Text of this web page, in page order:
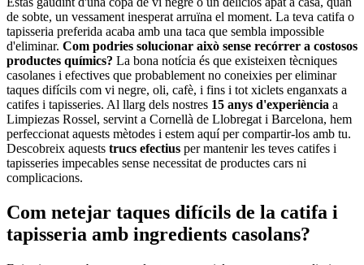
de sobte, un vessament inesperat arruïna el moment. La teva catifa o
tapisseria preferida acaba amb una taca que sembla impossible
d'eliminar. Com podries solucionar això sense recórrer a costosos
productes químics? La bona notícia és que existeixen tècniques
casolanes i efectives que probablement no coneixies per eliminar
taques difícils com vi negre, oli, cafè, i fins i tot xiclets enganxats a
catifes i tapisseries. Al llarg dels nostres 15 anys d'experiència a
Limpiezas Rossel, servint a Cornellà de Llobregat i Barcelona, hem
perfeccionat aquests mètodes i estem aquí per compartir-los amb tu.
Descobreix aquests trucs efectius per mantenir les teves catifes i
tapisseries impecables sense necessitat de productes cars ni
complicacions.
Com netejar taques difícils de la catifa i
tapisseria amb ingredients casolans?